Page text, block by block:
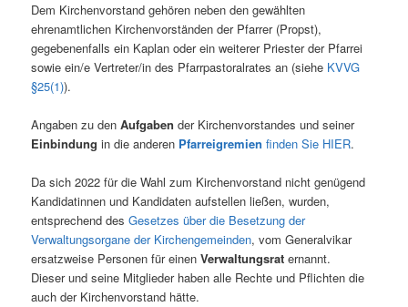
Dem Kirchenvorstand gehören neben den gewählten
ehrenamtlichen Kirchenvorständen der Pfarrer (Propst),
gegebenenfalls ein Kaplan oder ein weiterer Priester der Pfarrei
sowie ein/e Vertreter/in des Pfarrpastoralrates an (siehe KVVG
§25(1)).
Angaben zu denAufgabender Kirchenvorstandes und seiner
Einbindungin die anderen Pfarreigremienfinden Sie HIER.
Da sich 2022 für die Wahl zum Kirchenvorstand nicht genügend
Kandidatinnen und Kandidaten aufstellen ließen, wurden,
entsprechend desGesetzes über die Besetzung der
Verwaltungsorgane der Kirchengemeinden, vom Generalvikar
ersatzweise Personen für einenVerwaltungsraternannt.
Dieser und seine Mitglieder haben alle Rechte und Pflichten die
auch der Kirchenvorstand hätte.